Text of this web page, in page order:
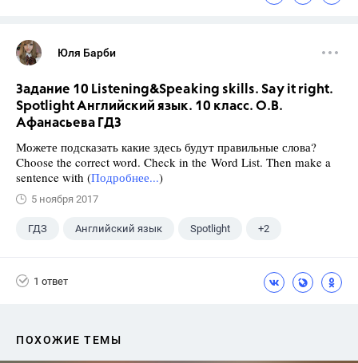
Юля Барби
Задание 10 Listening&Speaking skills. Say it right.
Spotlight Английский язык. 10 класс. О.В.
Афанасьева ГДЗ
Можете подсказать какие здесь будут правильные слова?
Choose the correct word. Check in the Word List. Then make a
sentence with (Подробнее...)
5 ноября 2017
ГДЗ Английский язык Spotlight +2
1 ответ
ПОХОЖИЕ ТЕМЫ